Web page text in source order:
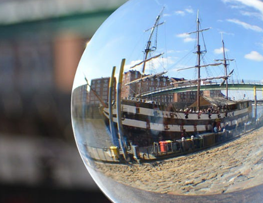
BREMEN SO
GESEHEN